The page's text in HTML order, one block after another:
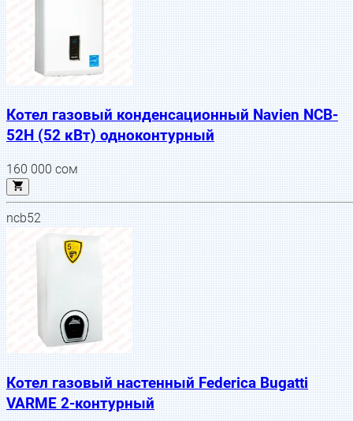
Котел газовый конденсационный Navien NCB-
52H (52 кВт) одноконтурный
160 000сом
ncb52
Котел газовый настенный Federica Bugatti
VARME 2-контурный